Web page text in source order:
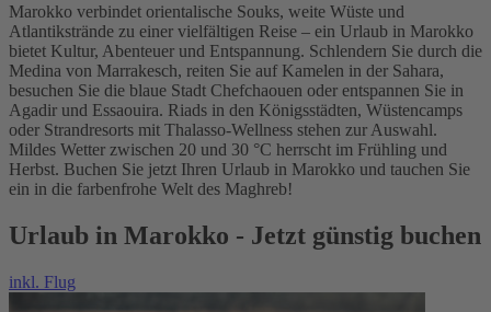
Marokko verbindet orientalische Souks, weite Wüste und
Atlantikstrände zu einer vielfältigen Reise – ein Urlaub in Marokko
bietet Kultur, Abenteuer und Entspannung. Schlendern Sie durch die
Medina von Marrakesch, reiten Sie auf Kamelen in der Sahara,
besuchen Sie die blaue Stadt Chefchaouen oder entspannen Sie in
Agadir und Essaouira. Riads in den Königsstädten, Wüstencamps
oder Strandresorts mit Thalasso-Wellness stehen zur Auswahl.
Mildes Wetter zwischen 20 und 30 °C herrscht im Frühling und
Herbst. Buchen Sie jetzt Ihren Urlaub in Marokko und tauchen Sie
ein in die farbenfrohe Welt des Maghreb!
Urlaub in Marokko - Jetzt günstig buchen
inkl. Flug